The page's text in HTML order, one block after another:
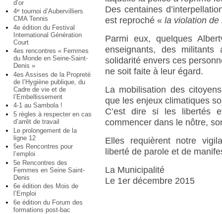
d’or
4e tournoi d’Aubervilliers
CMA Tennis
4e édition du Festival
International Génération
Court
4es rencontres « Femmes
du Monde en Seine-Saint-
Denis »
4es Assises de la Propreté
de l’Hygiène publique, du
Cadre de vie et de
l’Embellissement
4-1 au Sambola !
5 règles à respecter en cas
d’arrêt de travail
Le prolongement de la
ligne 12
5es Rencontres pour
l’emploi
5e Rencontres des
Femmes en Seine Saint-
Denis
6e édition des Mois de
l’Emploi
6e édition du Forum des
formations post-bac
Des centaines
est reproché «la violation de
Parmi eux, quelques
enseignants, des militants
solidarité envers ces
ne soit faite à leur égard.
La mobilisation des
que les enjeux climatiques
C’est dire si les libertés
commencer dans le nôtre,
Elles requièrent notre
liberté de parole et de
La Municipalité
Le 1er décembre 2015